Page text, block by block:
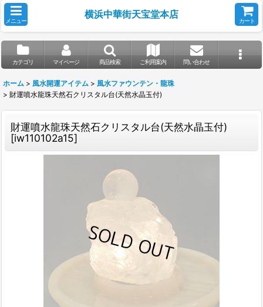
メニュー
横浜中華街天宝堂本店
カート
カテゴリ マイページ 商品検索 ご利用案内 問い合わせ
ホーム > 風水開運アイテム > 風水ファウンテン・龍珠
> 財運噴水龍珠天然石クリスタル台(天然水晶玉付)
財運噴水龍珠天然石クリスタル台(天然水晶玉付)
[iw110102a15]